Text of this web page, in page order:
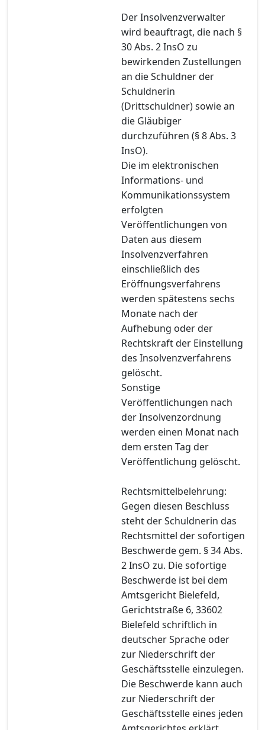
Der Insolvenzverwalter
wird beauftragt, die nach §
30 Abs. 2 InsO zu
bewirkenden Zustellungen
an die Schuldner der
Schuldnerin
(Drittschuldner) sowie an
die Gläubiger
durchzuführen (§ 8 Abs. 3
InsO).
Die im elektronischen
Informations- und
Kommunikationssystem
erfolgten
Veröffentlichungen von
Daten aus diesem
Insolvenzverfahren
einschließlich des
Eröffnungsverfahrens
werden spätestens sechs
Monate nach der
Aufhebung oder der
Rechtskraft der Einstellung
des Insolvenzverfahrens
gelöscht.
Sonstige
Veröffentlichungen nach
der Insolvenzordnung
werden einen Monat nach
dem ersten Tag der
Veröffentlichung gelöscht.
Rechtsmittelbelehrung:
Gegen diesen Beschluss
steht der Schuldnerin das
Rechtsmittel der sofortigen
Beschwerde gem. § 34 Abs.
2 InsO zu. Die sofortige
Beschwerde ist bei dem
Amtsgericht Bielefeld,
Gerichtstraße 6, 33602
Bielefeld schriftlich in
deutscher Sprache oder
zur Niederschrift der
Geschäftsstelle einzulegen.
Die Beschwerde kann auch
zur Niederschrift der
Geschäftsstelle eines jeden